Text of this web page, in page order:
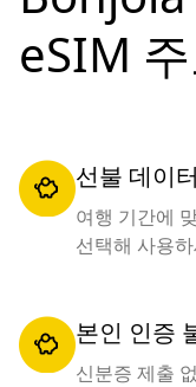
eSIM
선불 데이
여행 기간에
선택해 사용
본인 인증
신분증 제출